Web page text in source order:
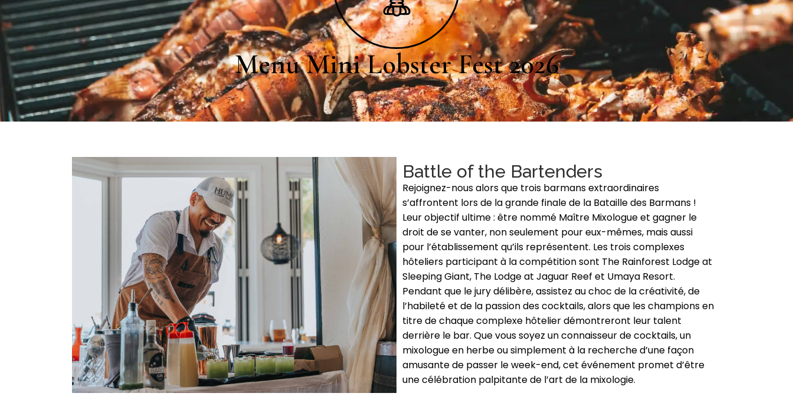
Menu Mini Lobster Fest 2026
Battle of the Bartenders
Rejoignez-nous alors que trois barmans extraordinaires
s’affrontent lors de la grande finale de la Bataille des Barmans !
Leur objectif ultime : être nommé Maître Mixologue et gagner le
droit de se vanter, non seulement pour eux-mêmes, mais aussi
pour l’établissement qu’ils représentent. Les trois complexes
hôteliers participant à la compétition sont The Rainforest Lodge at
Sleeping Giant, The Lodge at Jaguar Reef et Umaya Resort.
Pendant que le jury délibère, assistez au choc de la créativité, de
l’habileté et de la passion des cocktails, alors que les champions en
titre de chaque complexe hôtelier démontreront leur talent
derrière le bar. Que vous soyez un connaisseur de cocktails, un
mixologue en herbe ou simplement à la recherche d’une façon
amusante de passer le week-end, cet événement promet d’être
une célébration palpitante de l’art de la mixologie.